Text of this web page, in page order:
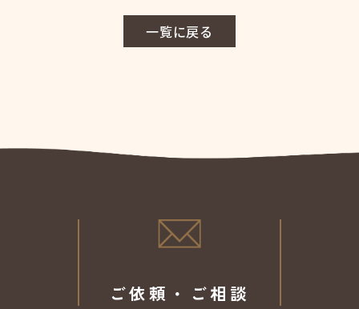
一覧に戻る
ご依頼・ご相談